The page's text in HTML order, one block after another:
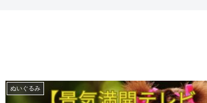
ぬいぐるみ